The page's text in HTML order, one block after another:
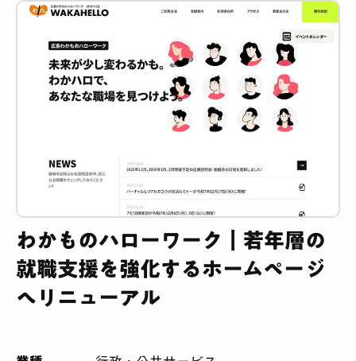
わかものハローワーク｜若年層の
就職支援を強化するホームページ
へリニューアル